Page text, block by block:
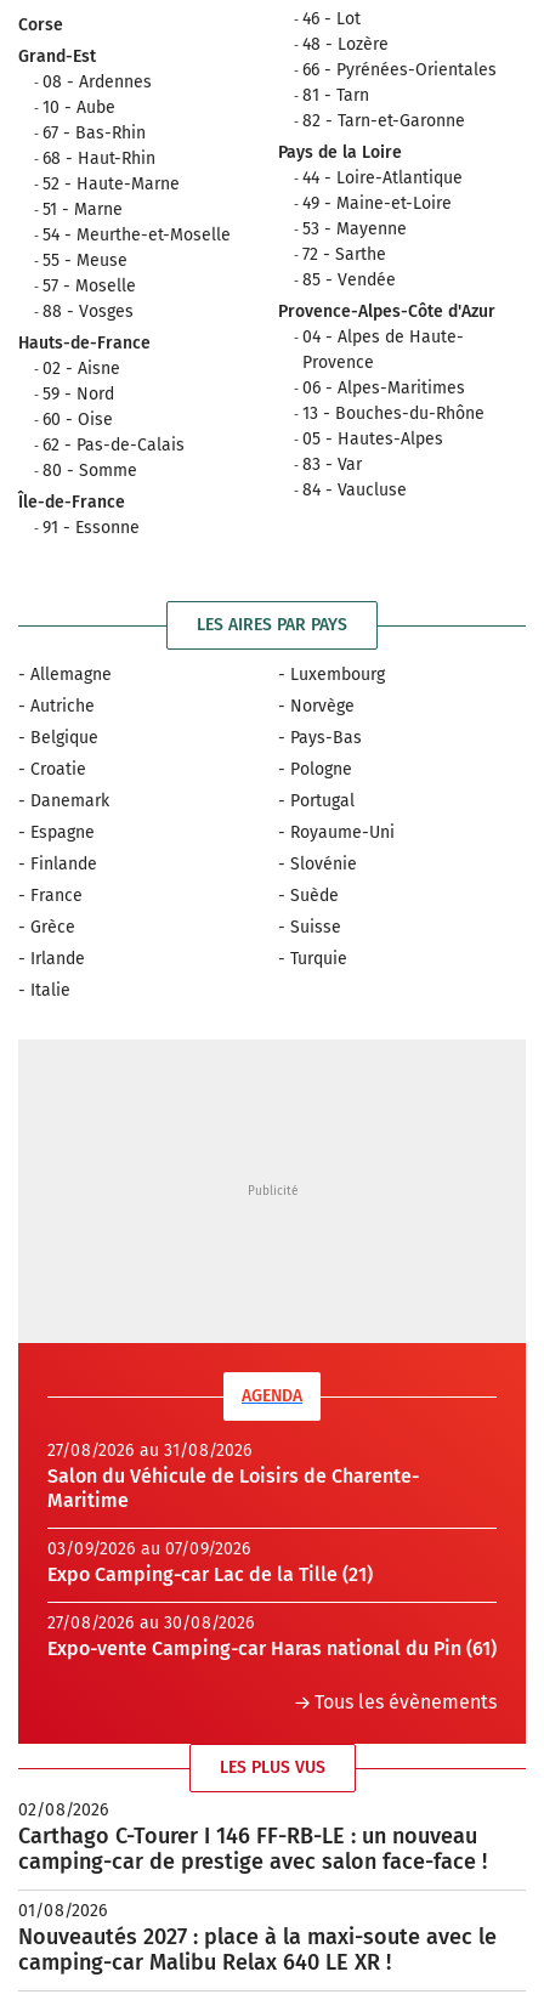
Corse
Grand-Est
08 - Ardennes
10 - Aube
67 - Bas-Rhin
68 - Haut-Rhin
52 - Haute-Marne
51 - Marne
54 - Meurthe-et-Moselle
55 - Meuse
57 - Moselle
88 - Vosges
Hauts-de-France
02 - Aisne
59 - Nord
60 - Oise
62 - Pas-de-Calais
80 - Somme
Île-de-France
91 - Essonne
46 - Lot
48 - Lozère
66 - Pyrénées-Orientales
81 - Tarn
82 - Tarn-et-Garonne
Pays de la Loire
44 - Loire-Atlantique
49 - Maine-et-Loire
53 - Mayenne
72 - Sarthe
85 - Vendée
Provence-Alpes-Côte d'Azur
04 - Alpes de Haute-
Provence
06 - Alpes-Maritimes
13 - Bouches-du-Rhône
05 - Hautes-Alpes
83 - Var
84 - Vaucluse
LES AIRES PAR PAYS
- Allemagne
- Autriche
- Belgique
- Croatie
- Danemark
- Espagne
- Finlande
- France
- Grèce
- Irlande
- Italie
- Luxembourg
- Norvège
- Pays-Bas
- Pologne
- Portugal
- Royaume-Uni
- Slovénie
- Suède
- Suisse
- Turquie
AGENDA
27/08/2026 au 31/08/2026
Salon du Véhicule de Loisirs de Charente-
Maritime
03/09/2026 au 07/09/2026
Expo Camping-car Lac de la Tille (21)
27/08/2026 au 30/08/2026
Expo-vente Camping-car Haras national du Pin (61)
Tous les évènements
LES PLUS VUS
02/08/2026
Carthago C-Tourer I 146 FF-RB-LE : un nouveau
camping-car de prestige avec salon face-face !
01/08/2026
Nouveautés 2027 : place à la maxi-soute avec le
camping-car Malibu Relax 640 LE XR !